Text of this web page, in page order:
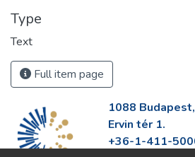
Type
Text
Full item page
1088
Ervin tér 1.
+36-1-411-